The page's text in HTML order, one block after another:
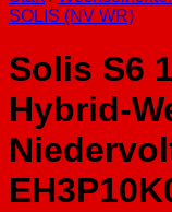
SOLIS (NV WR)
Solis S6
Hybrid-